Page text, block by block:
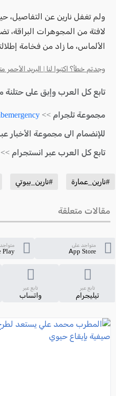
ولم تغفل نارين عن
لافتة من المجوهرات البراقة،
الألماس، ما زاد من فخامة
وجدتم خطأ؟ اكتبوا لنا | البريد
تابع كل العرب وإبق على
مجموعة تلجرام >>
للإنضمام الى مجموعة الأخبار
تابع كل العرب عبر انستجرام >>
#نارين_عمارة #نارين_بيوتي
مقالات متعلقة
متواجد على
App Store
Play
تابع عبر
تيليجرام
تابع عبر
واتساب